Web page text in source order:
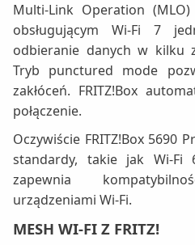
Multi-Link Operation
obsługującym Wi-Fi 7
odbieranie danych w kilku
Tryb punctured mode
zakłóceń. FRITZ!Box
połączenie.
Oczywiście FRITZ!Box 5690
standardy, takie jak Wi-
zapewnia
urządzeniami Wi-Fi.
MESH WI-FI Z FRITZ!